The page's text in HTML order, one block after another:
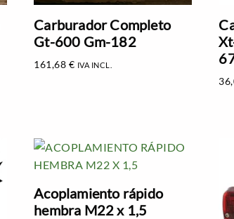
Carburador Completo
Gt-600 Gm-182
161,68 € IVA INCL.
Acoplamiento rápido
hembra M22 x 1,5